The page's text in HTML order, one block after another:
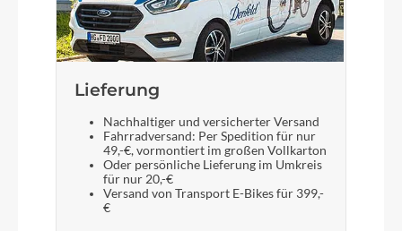
SR Suntour XCM 32-Atb NLO
Bosch Kiox 300
Sattelstütze
Limotec Alpha 3 Federung (40mm) Dropper Post
Lieferung
Nachhaltiger und versicherter Versand
Fahrradversand: Per Spedition für nur
49,-€, vormontiert im großen Vollkarton
Oder persönliche Lieferung im Umkreis
für nur 20,-€
Versand von Transport E-Bikes für 399,-
€